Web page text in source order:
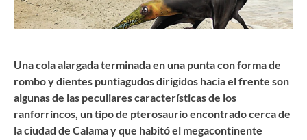
Una cola alargada terminada en una punta con forma de
rombo y dientes puntiagudos dirigidos hacia el frente son
algunas de las peculiares características de los
ranforrincos, un tipo de pterosaurio encontrado cerca de
la ciudad de Calama y que habitó el megacontinente